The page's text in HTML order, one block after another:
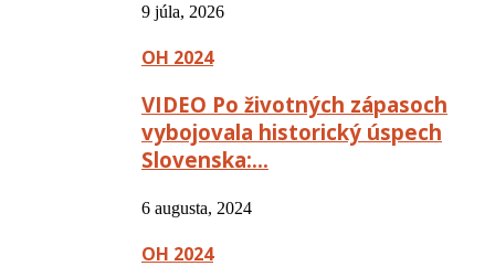
9 júla, 2026
OH 2024
VIDEO Po životných zápasoch
vybojovala historický úspech
Slovenska:…
6 augusta, 2024
OH 2024